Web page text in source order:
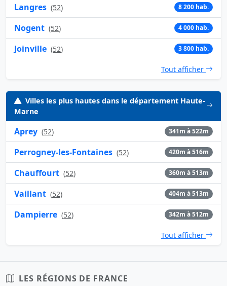
Langres (52) 8 200 hab.
Nogent (52) 4 000 hab.
Joinville (52) 3 800 hab.
Tout afficher
Villes les plus hautes dans le département Haute-
Marne
Aprey (52) 341m à 522m
Perrogney-les-Fontaines (52) 420m à 516m
Chauffourt (52) 360m à 513m
Vaillant (52) 404m à 513m
Dampierre (52) 342m à 512m
Tout afficher
LES RÉGIONS DE FRANCE